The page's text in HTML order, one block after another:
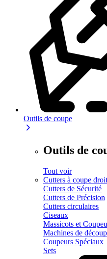
Outils de coupe
Outils de
Tout voir
Cutters à coupe
Cutters de Sécurité
Cutters de Précision
Cutters circulaires
Ciseaux
Massicots et
Machines de
Coupeurs Spéciaux
Sets